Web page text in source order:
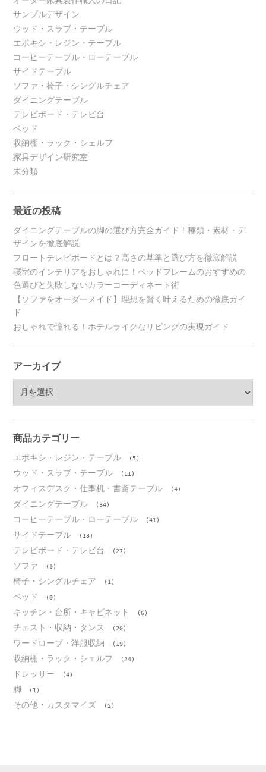
サンプルデザイン
ウッド・スラブ・テーブル
エポキシ・レジン・テーブル
コーヒーテーブル・ローテーブル
サイドテーブル
ソファ・椅子・シングルチェア
ダイニングテーブル
テレビボード・テレビ台
ベッド
収納棚・ラック・シェルフ
家具デザイン研究室
未分類
最近の投稿
ダイニングテーブルの脚の選び方完全ガイド！種類・素材・デ
ザインを徹底解説
フロートテレビボードとは？高さの基準と選び方を徹底解説
寝室のインテリアをおしゃれに！ベッドフレームのおすすめの
色選びと失敗しないカラーコーディネート術
【ソファをオーダーメイド】理想を賢く叶えるための徹底ガイ
ド
おしゃれで憧れる！ホテルライクなリビングの実現ガイド
アーカイブ
ブ
商品カテゴリー
エポキシ・レジン・テーブル (5)
ウッド・スラブ・テーブル (11)
オフィスデスク・仕事机・書斎テーブル (4)
ダイニングテーブル (34)
コーヒーテーブル・ローテーブル (41)
サイドテーブル (18)
テレビボード・テレビ台 (27)
ソファ (0)
椅子・シングルチェア (1)
ベッド (0)
キッチン・台所・キャビネット (6)
チェスト・収納・タンス (20)
ワードローブ・洋服収納 (19)
収納棚・ラック・シェルフ (24)
ドレッサー (4)
脚 (1)
その他・カスタマイズ (2)